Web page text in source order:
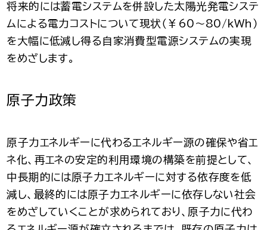
将来的には蓄電システムを併設した太陽光発電システ
ムによる電力コストについて現状（￥60～80/kWh）
を大幅に低減し得る自家消費型電源システムの実現
をめざします。
原子力政策
原子力エネルギーに代わるエネルギー源の確保や省エ
ネ化、再エネの安定的利用環境の構築を前提として、
中長期的には原子力エネルギーに対する依存度を低
減し、最終的には原子力エネルギーに依存しない社会
をめざしていくことが求められており、原子力に代わ